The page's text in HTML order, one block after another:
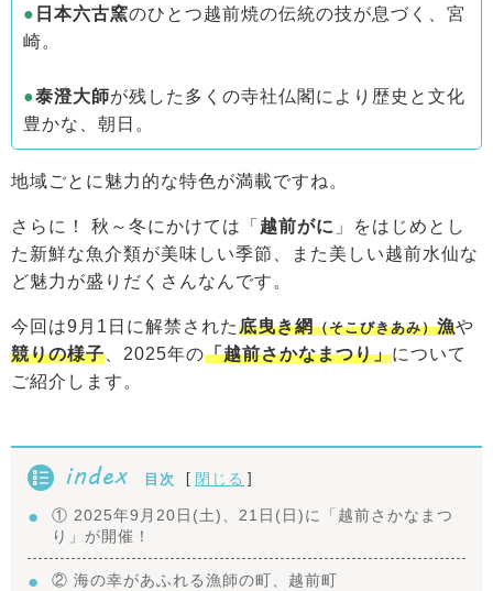
● 日本六古窯のひとつ越前焼の伝統の技が息づく、宮
崎。
●泰澄大師が残した多くの寺社仏閣により歴史と文化
豊かな、朝日。
地域ごとに魅力的な特色が満載ですね。
さらに！ 秋～冬にかけては「 越前がに 」をはじめとし
た新鮮な魚介類が美味しい季節、また美しい越前水仙な
ど魅力が盛りだくさんなんです。
今回は9月1日に解禁された底曳き網（そこびきあみ）漁や
競りの様子 、2025年の「越前さかなまつり」について
ご紹介します。
index 目次 [ 閉じる ]
① 2025年9月20日(土)、21日(日)に「越前さかなまつ
り」が開催！
② 海の幸があふれる漁師の町、越前町